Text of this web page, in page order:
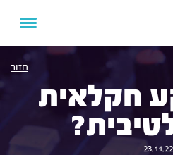
חזור
חקלאית
23.11.22